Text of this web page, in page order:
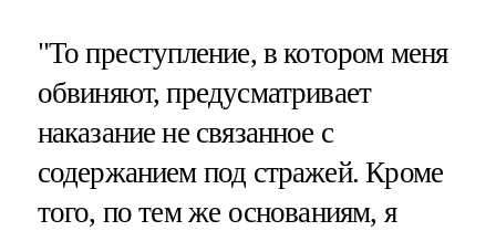
"То преступление, в котором меня
обвиняют, предусматривает
наказание не связанное с
содержанием под стражей. Кроме
того, по тем же основаниям, я